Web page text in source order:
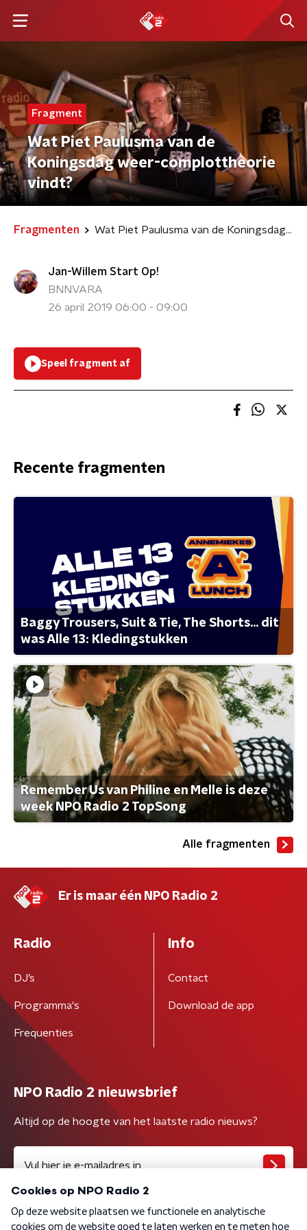
Fragment
Wat Piet Paulusma van de
Koningsdag weer-complottheorie
vindt?
Fragmenten Wat Piet Paulusma van de Koningsdag weer-complottheorie vindt?
Jan-Willem Start Op!
BNNVARA
26 april 2019 06:00 - 09:00
Speel fragment af
Recente fragmenten
Baggy Trousers, Suit & Tie, The Shorts... dit
was Alle 13: Kledingstukken
Remember Us van Philine en Melle is deze
week NPO Radio 2 TopSong
Alle fragmenten
Er is maar één NPO Radio 2
Radio
DJ’s
Programma's
Frequenties
Info
Contact
Download de app
NPO Radio 2 nieuwsbrief
Altijd op de hoogte van het laatste radio nieuws?